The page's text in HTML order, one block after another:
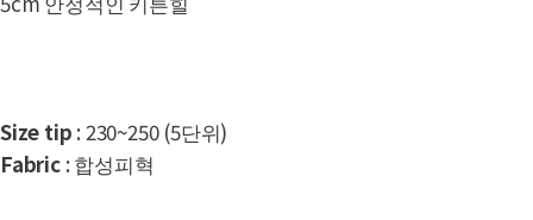
Size tip : 230~250 (5단위)
Fabric: 합성피혁